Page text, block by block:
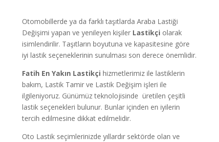
Otomobillerde ya da farklı taşıtlarda Araba Lastiği
Değişimi yapan ve yenileyen kişiler Lastikçi olarak
isimlendirilir. Taşıtların boyutuna ve kapasitesine göre
iyi lastik seçeneklerinin sunulması son derece önemlidir.
Fatih En Yakın Lastikçi hizmetlerimiz ile lastiklerin
bakım, Lastik Tamir ve Lastik Değişim işleri ile
ilgileniyoruz. Günümüz teknolojisinde üretilen çeşitli
lastik seçenekleri bulunur. Bunlar içinden en iyilerin
tercih edilmesine dikkat edilmelidir.
Oto Lastik seçimlerinizde yıllardır sektörde olan ve